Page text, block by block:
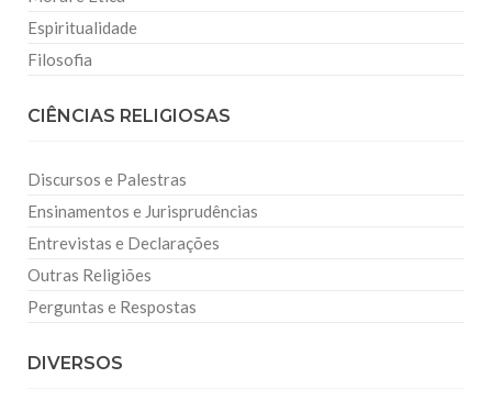
Espiritualidade
Filosofia
CIÊNCIAS RELIGIOSAS
Discursos e Palestras
Ensinamentos e Jurisprudências
Entrevistas e Declarações
Outras Religiões
Perguntas e Respostas
DIVERSOS